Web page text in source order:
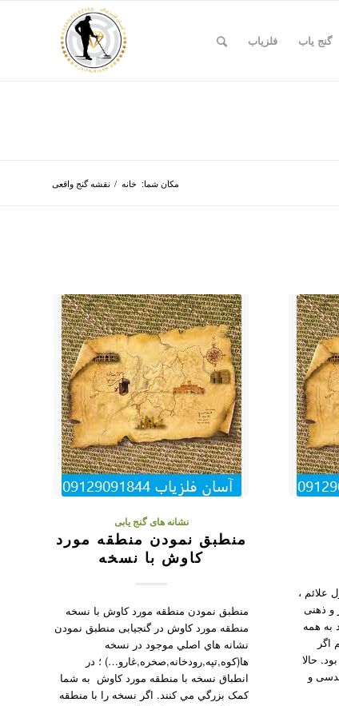
گنج یاب فلزیاب
مکان شما: خانه / نقشه گنج واقعی
علائم ،
و ذهنی
به همه
اگر
حالا
و
نشانه های گنج یابی
منطبق نمودن منطقه مورد
کاوش با نسخه
منطبق نمودن منطقه مورد کاوش با نسخه
منطقه مورد کاوش در گنجیابی منطبق نمودن
نشانه هاي اصلي موجود در نسخه
ها(کوه,تپه,رودخانه,صخره,غارو…) ؛ در
انطباق نسخه با منطقه مورد کاوش به شما
کمک بزرگي مي کنند. اگر نسخه را با منطقه